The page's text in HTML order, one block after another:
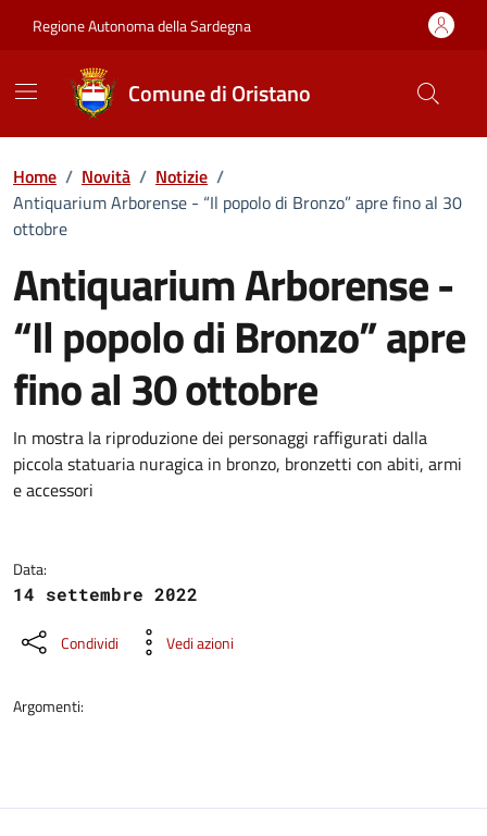
Regione Autonoma della Sardegna
Comune di Oristano
Home / Novità / Notizie /
Antiquarium Arborense - “Il popolo di Bronzo” apre fino al 30
ottobre
Antiquarium Arborense -
“Il popolo di Bronzo” apre
fino al 30 ottobre
Dettagli della notizia
In mostra la riproduzione dei personaggi raffigurati dalla
piccola statuaria nuragica in bronzo, bronzetti con abiti, armi
e accessori
Data:
14 settembre 2022
Condividi Vedi azioni
Argomenti: